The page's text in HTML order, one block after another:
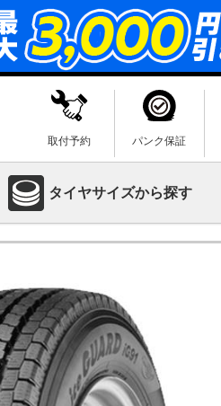
取付予約 パンク保証
タイヤサイズから探す